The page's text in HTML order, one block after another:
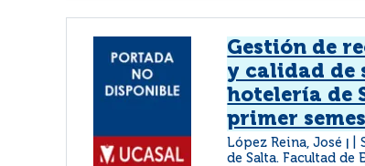
Gestión de
y calidad de
hotelería de
primer
López Reina, José
de Salta. Facultad